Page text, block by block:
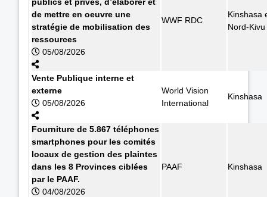
de mettre en oeuvre une
stratégie de mobilisation des
ressources
05/08/2026
WWF RDC
Kinshasa
Nord-Kivu
Vente Publique interne et
externe
05/08/2026
World Vision
International
Kinshasa
Fourniture de 5.867 téléphones
smartphones pour les comités
locaux de gestion des plaintes
dans les 8 Provinces ciblées
par le PAAF.
04/08/2026
PAAF Kinshasa